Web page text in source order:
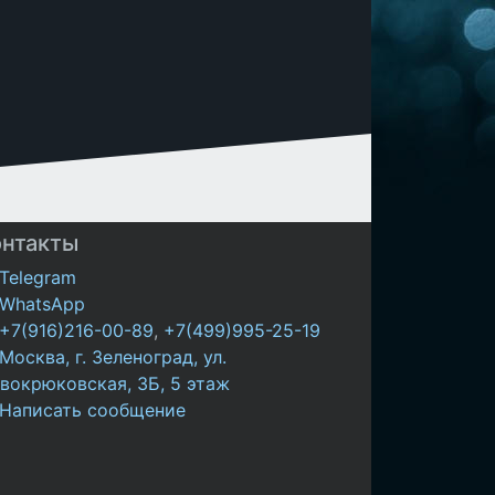
00-89, +7(499)995-25-19
г. Зеленоград, ул.
3Б, 5 этаж
сообщение